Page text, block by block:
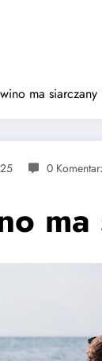
ma siarczany
0
ma